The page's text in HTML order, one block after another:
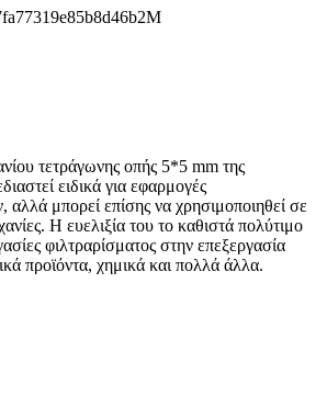
τετράγωνης οπής 5*5 mm της
ειδικά για εφαρμογές
αλλά μπορεί επίσης να χρησιμοποιηθεί σε
Η ευελιξία του το καθιστά πολύτιμο
φιλτραρίσματος στην επεξεργασία
προϊόντα, χημικά και πολλά άλλα.